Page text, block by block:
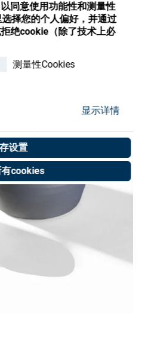
同意使用功能性和测量性
择您的个人偏好，并通过
绝cookie（除了技术上必
测量性Cookies
显示详情
设置
cookies
登录